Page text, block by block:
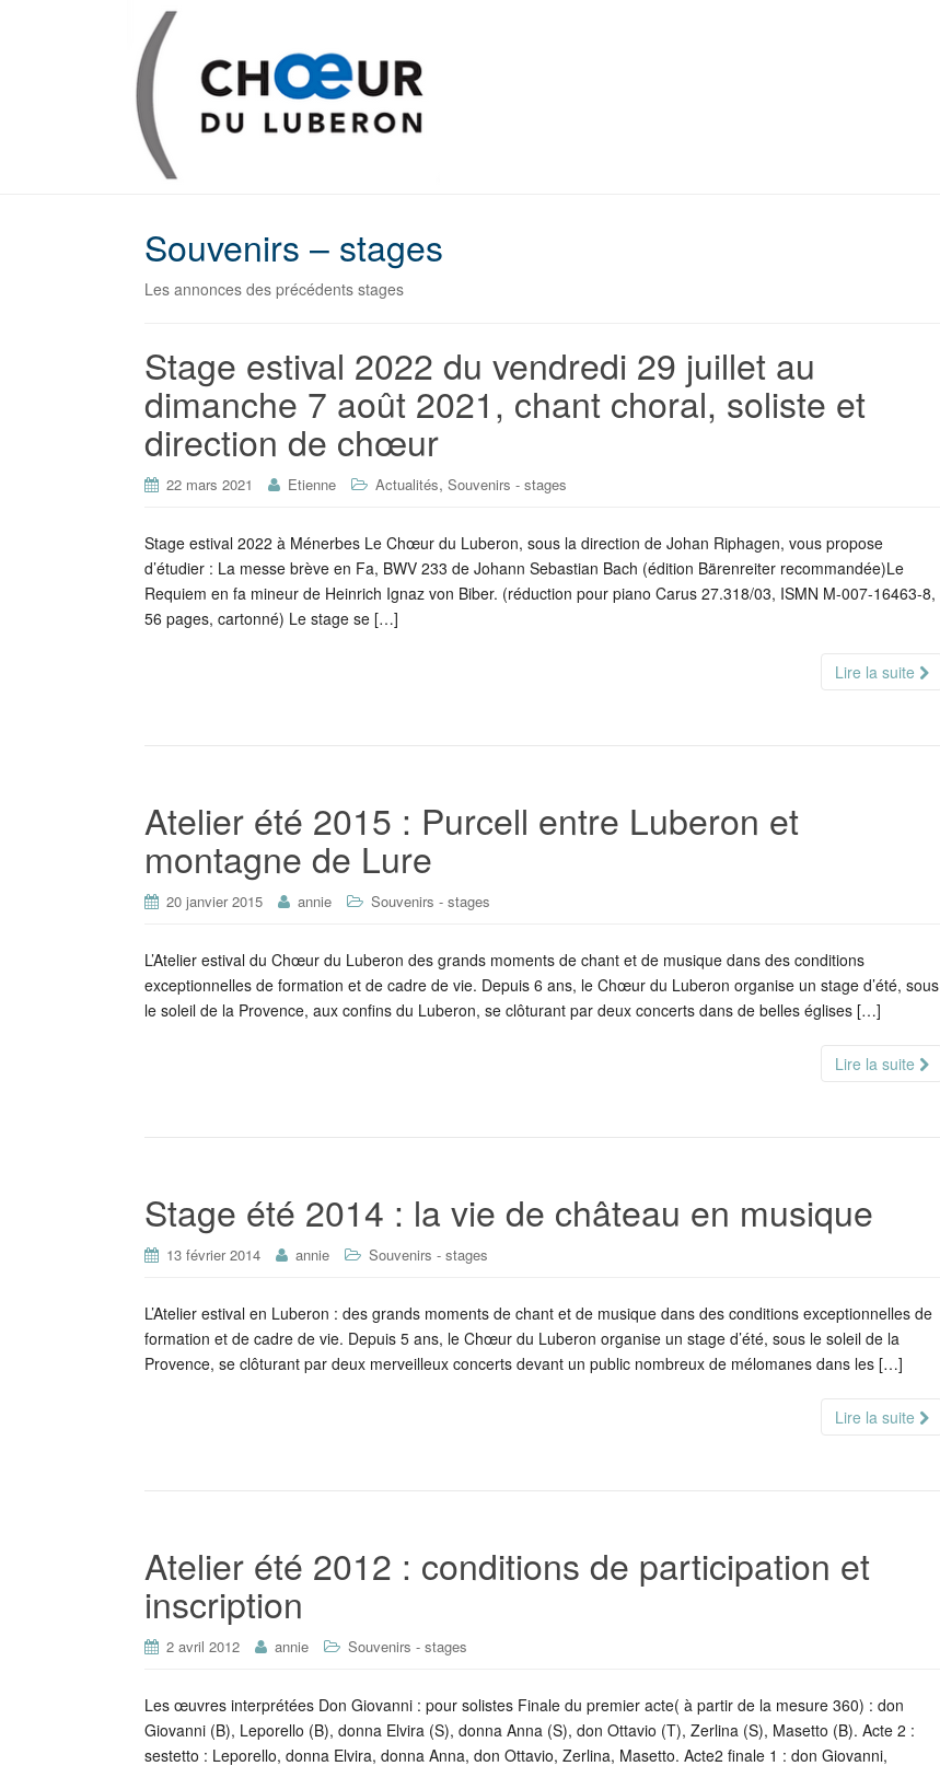
Souvenirs – stages
Les annonces des précédents stages
Stage estival 2022 du vendredi 29 juillet au
dimanche 7 août 2021, chant choral, soliste et
direction de chœur
22 mars 2021 Etienne Actualités, Souvenirs - stages
Stage estival 2022 à Ménerbes Le Chœur du Luberon, sous la direction de Johan Riphagen, vous propose
d’étudier : La messe brève en Fa, BWV 233 de Johann Sebastian Bach (édition Bärenreiter recommandée)Le
Requiem en fa mineur de Heinrich Ignaz von Biber. (réduction pour piano Carus 27.318/03, ISMN M-007-16463-8,
56 pages, cartonné) Le stage se […]
Lire la suite
Atelier été 2015 : Purcell entre Luberon et
montagne de Lure
20 janvier 2015 annie Souvenirs - stages
L’Atelier estival du Chœur du Luberon des grands moments de chant et de musique dans des conditions
exceptionnelles de formation et de cadre de vie. Depuis 6 ans, le Chœur du Luberon organise un stage d’été, sous
le soleil de la Provence, aux confins du Luberon, se clôturant par deux concerts dans de belles églises […]
Lire la suite
Stage été 2014 : la vie de château en musique
13 février 2014 annie Souvenirs - stages
L’Atelier estival en Luberon : des grands moments de chant et de musique dans des conditions exceptionnelles de
formation et de cadre de vie. Depuis 5 ans, le Chœur du Luberon organise un stage d’été, sous le soleil de la
Provence, se clôturant par deux merveilleux concerts devant un public nombreux de mélomanes dans les […]
Lire la suite
Atelier été 2012 : conditions de participation et
inscription
2 avril 2012 annie Souvenirs - stages
Les œuvres interprétées Don Giovanni : pour solistes Finale du premier acte( à partir de la mesure 360) : don
Giovanni (B), Leporello (B), donna Elvira (S), donna Anna (S), don Ottavio (T), Zerlina (S), Masetto (B). Acte 2 :
sestetto : Leporello, donna Elvira, donna Anna, don Ottavio, Zerlina, Masetto. Acte2 finale 1 : don Giovanni,